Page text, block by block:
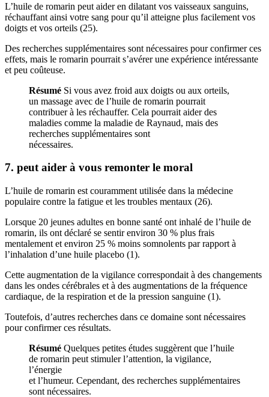
L’huile de romarin peut aider en dilatant vos vaisseaux sanguins,
réchauffant ainsi votre sang pour qu’il atteigne plus facilement vos
doigts et vos orteils (25).
Des recherches supplémentaires sont nécessaires pour confirmer ces
effets, mais le romarin pourrait s’avérer une expérience intéressante
et peu coûteuse.
Résumé Si vous avez froid aux doigts ou aux orteils,
un massage avec de l’huile de romarin pourrait
contribuer à les réchauffer. Cela pourrait aider des
maladies comme la maladie de Raynaud, mais des
recherches supplémentaires sont
nécessaires.
7. peut aider à vous remonter le moral
L’huile de romarin est couramment utilisée dans la médecine
populaire contre la fatigue et les troubles mentaux (26).
Lorsque 20 jeunes adultes en bonne santé ont inhalé de l’huile de
romarin, ils ont déclaré se sentir environ 30 % plus frais
mentalement et environ 25 % moins somnolents par rapport à
l’inhalation d’une huile placebo (1).
Cette augmentation de la vigilance correspondait à des changements
dans les ondes cérébrales et à des augmentations de la fréquence
cardiaque, de la respiration et de la pression sanguine (1).
Toutefois, d’autres recherches dans ce domaine sont nécessaires
pour confirmer ces résultats.
Résumé Quelques petites études suggèrent que l’huile
de romarin peut stimuler l’attention, la vigilance,
l’énergie
et l’humeur. Cependant, des recherches supplémentaires
sont nécessaires.